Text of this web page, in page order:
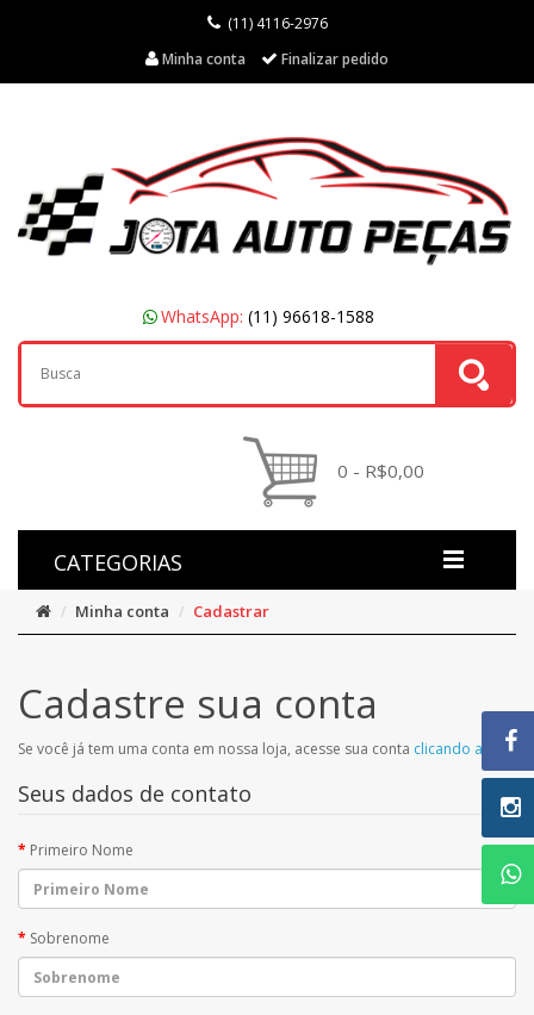
(11) 4116-2976
Minha conta
Finalizar pedido
WhatsApp: (11) 96618-1588
0 - R$0,00
CATEGORIAS
Minha conta Cadastrar
Cadastre sua conta
Se você já tem uma conta em nossa loja, acesse sua conta clicando aqui
Seus dados de contato
Primeiro Nome
Sobrenome